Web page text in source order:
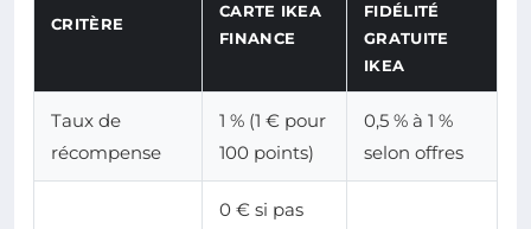
CRITÈRE
CARTE IKEA
FINANCE
FIDÉLITÉ
GRATUITE
IKEA
Taux de
récompense
1 % (1 € pour
100 points)
0,5 % à 1 %
selon offres
0 € si pas